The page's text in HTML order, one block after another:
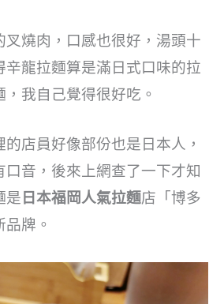
叉燒肉，口感也很好，湯頭十
辛龍拉麵算是滿日式口味的拉
我自己覺得很好吃。
店員好像部份也是日本人，
口音，後來上網查了一下才知
是 日本福岡人氣拉麵店「博多
牌。